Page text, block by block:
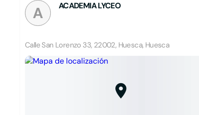
A ACADEMIA LYCEO
Calle San Lorenzo 33, 22002, Huesca, Huesca